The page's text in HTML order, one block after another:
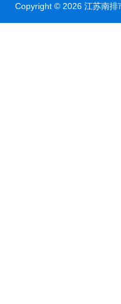
Copyright © 2026 江苏南排